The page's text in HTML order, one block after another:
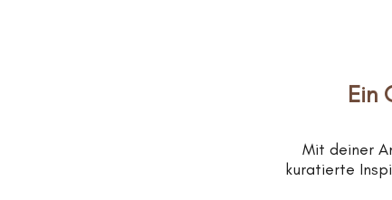
Ein
Mit deiner
kuratierte